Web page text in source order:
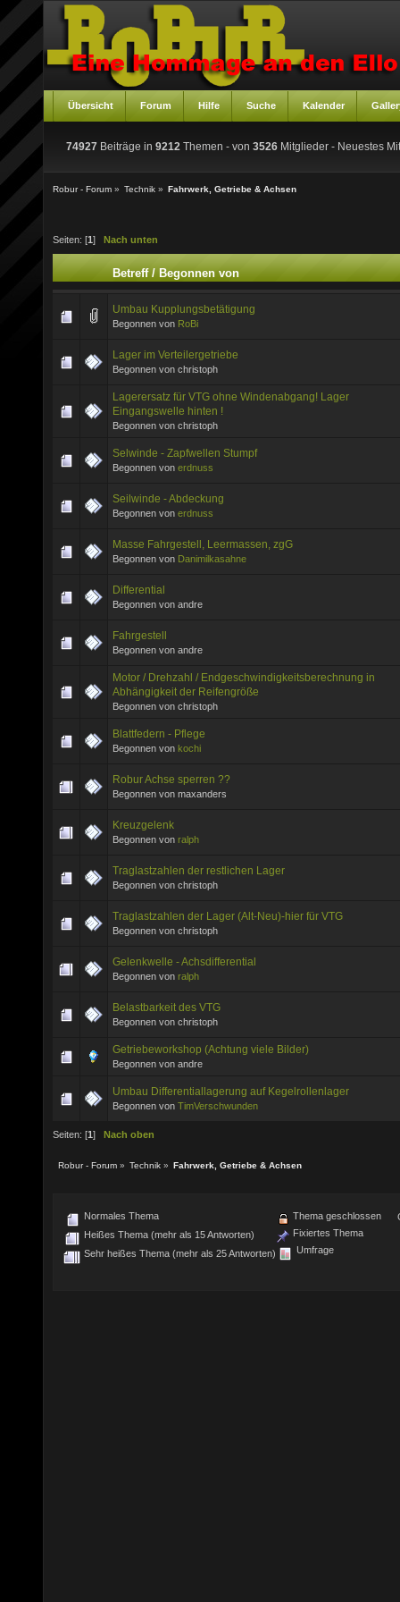
Übersicht Forum Hilfe Suche Kalender
74927 Beiträge in 9212 Themen - von 3526 Mitglieder - Neuestes
Robur - Forum » Technik » Fahrwerk, Getriebe & Achsen
Seiten: [1 ] Nach unten
Betreff/Begonnen von
Umbau Kupplungsbetätigung
Begonnen von RoBi
Lager im Verteilergetriebe
Begonnen von christoph
Lagerersatz für VTG ohne Windenabgang! Lager
Eingangswelle hinten !
Begonnen von christoph
Selwinde - Zapfwellen Stumpf
Begonnen von erdnuss
Seilwinde - Abdeckung
Begonnen von erdnuss
Masse Fahrgestell, Leermassen, zgG
Begonnen von Danimilkasahne
Differential
Begonnen von andre
Fahrgestell
Begonnen von andre
Motor / Drehzahl / Endgeschwindigkeitsberechnung in
Abhängigkeit der Reifengröße
Begonnen von christoph
Blattfedern - Pflege
Begonnen von kochi
Robur Achse sperren ??
Begonnen von maxanders
Kreuzgelenk
Begonnen von ralph
Traglastzahlen der restlichen Lager
Begonnen von christoph
Traglastzahlen der Lager (Alt-Neu)-hier für VTG
Begonnen von christoph
Gelenkwelle - Achsdifferential
Begonnen von ralph
Belastbarkeit des VTG
Begonnen von christoph
Getriebeworkshop (Achtung viele Bilder)
Begonnen von andre
Umbau Differentiallagerung auf Kegelrollenlager
Begonnen von TimVerschwunden
Seiten: [1] Nach oben
Robur - Forum » Technik » Fahrwerk, Getriebe & Achsen
Normales Thema
Heißes Thema (mehr als 15 Antworten)
Sehr heißes Thema (mehr als 25 Antworten)
Thema geschlossen
Fixiertes Thema
Umfrage